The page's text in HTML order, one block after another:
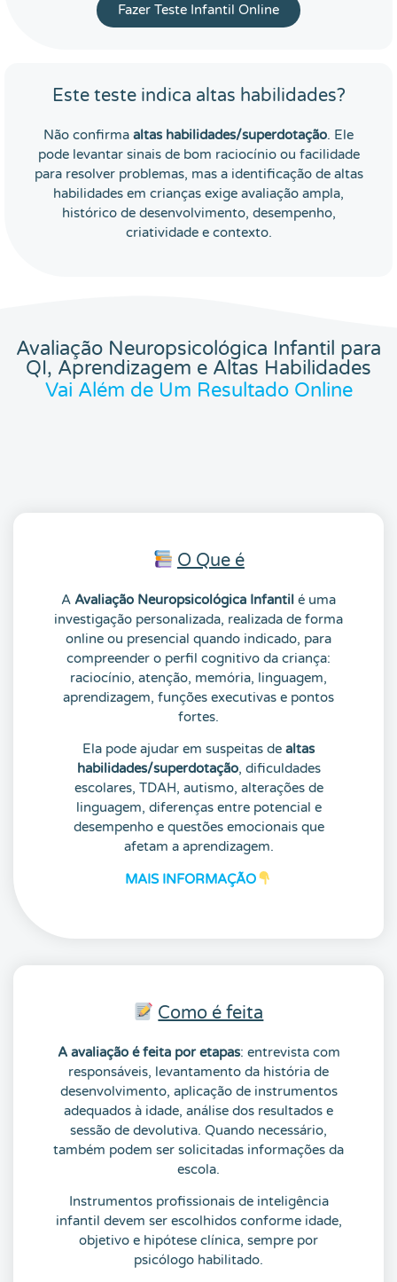
Fazer Teste Infantil Online
Este teste indica altas habilidades?
Não confirma altas habilidades/superdotação. Ele
pode levantar sinais de bom raciocínio ou facilidade
para resolver problemas, mas a identificação de altas
habilidades em crianças exige avaliação ampla,
histórico de desenvolvimento, desempenho,
criatividade e contexto.
Avaliação Neuropsicológica Infantil para
QI, Aprendizagem e Altas Habilidades
Vai Além de Um Resultado Online
O Que é
A Avaliação Neuropsicológica Infantil é uma
investigação personalizada, realizada de forma
online ou presencial quando indicado, para
compreender o perfil cognitivo da criança:
raciocínio, atenção, memória, linguagem,
aprendizagem, funções executivas e pontos
fortes.
Ela pode ajudar em suspeitas de altas
habilidades/superdotação, dificuldades
escolares, TDAH, autismo, alterações de
linguagem, diferenças entre potencial e
desempenho e questões emocionais que
afetam a aprendizagem.
MAIS INFORMAÇÃO
Como é feita
A avaliação é feita por etapas: entrevista com
responsáveis, levantamento da história de
desenvolvimento, aplicação de instrumentos
adequados à idade, análise dos resultados e
sessão de devolutiva. Quando necessário,
também podem ser solicitadas informações da
escola.
Instrumentos profissionais de inteligência
infantil devem ser escolhidos conforme idade,
objetivo e hipótese clínica, sempre por
psicólogo habilitado.